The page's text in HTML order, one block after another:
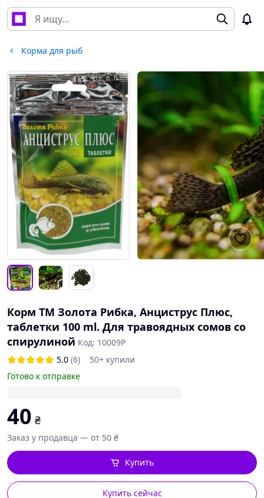
Корма для рыб
Корм ТМ Золота Рибка, Анциструс Плюс,
таблетки 100 ml. Для травоядных сомов со
спирулиной Код: 10009P
5.0 (6)
50+ купили
Готово к отправке
40 ₴
Заказ у продавца — от 50 ₴
Купить сейчас
Купить